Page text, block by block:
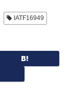
IATF16949